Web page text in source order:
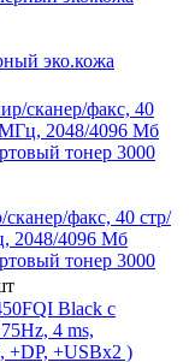
эко.кожа
факс, 40 стр/
2048/4096 Мб
тонер 3000